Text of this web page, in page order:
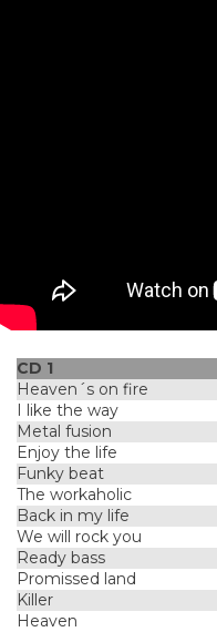
CD 1
Heaven´s on fire
I like the way
Metal fusion
Enjoy the life
Funky beat
The workaholic
Back in my life
We will rock you
Ready bass
Promissed land
Killer
Heaven